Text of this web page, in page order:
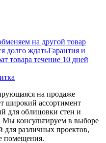
на другой товар
долго ждатьГарантия и
товара течение 10 дней
на продаже
широкий ассортимент
для облицовки стен и
консультируем в выборе
различных проектов,
помещения.